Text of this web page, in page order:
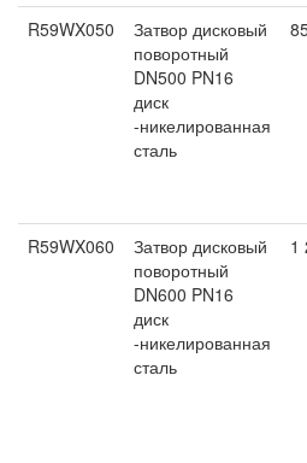
R59WX050
Затвор дисковый
поворотный
DN500 PN16
диск
-никелированная
сталь
R59WX060
Затвор дисковый
поворотный
DN600 PN16
диск
-никелированная
сталь
1